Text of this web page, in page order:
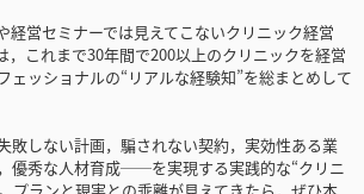
営セミナーでは見えてこないクリニック経営
，これまで30年間で200以上のクリニックを経営
ェッショナルの“リアルな経験知”を総まとめして
しない計画，騙されない契約，実効性ある業
優秀な人材育成──を実現する実践的な“クリニ